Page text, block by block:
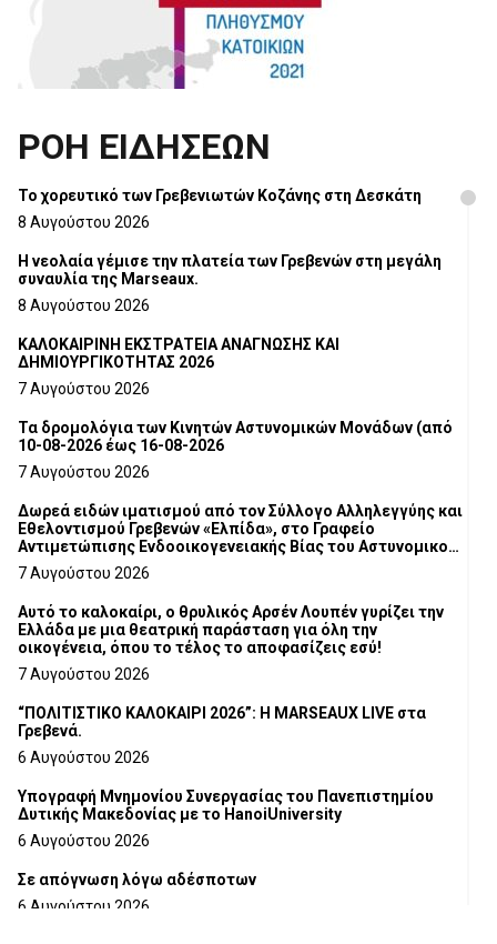
ΡΟΗ ΕΙΔΗΣΕΩΝ
Το χορευτικό των Γρεβενιωτών Κοζάνης στη Δεσκάτη
8 Αυγούστου 2026
Η νεολαία γέμισε την πλατεία των Γρεβενών στη μεγάλη
συναυλία της Marseaux.
8 Αυγούστου 2026
ΚΑΛΟΚΑΙΡΙΝΗ ΕΚΣΤΡΑΤΕΙΑ ΑΝΑΓΝΩΣΗΣ ΚΑΙ
ΔΗΜΙΟΥΡΓΙΚΟΤΗΤΑΣ 2026
7 Αυγούστου 2026
Τα δρομολόγια των Κινητών Αστυνομικών Μονάδων (από
10-08-2026 έως 16-08-2026
7 Αυγούστου 2026
Δωρεά ειδών ιματισμού από τον Σύλλογο Αλληλεγγύης και
Εθελοντισμού Γρεβενών «Ελπίδα», στο Γραφείο
Αντιμετώπισης Ενδοοικογενειακής Βίας του Αστυνομικού
Τμήματος Γρεβενών
7 Αυγούστου 2026
Αυτό το καλοκαίρι, ο θρυλικός Αρσέν Λουπέν γυρίζει την
Ελλάδα με μια θεατρική παράσταση για όλη την
οικογένεια, όπου το τέλος το αποφασίζεις εσύ!
7 Αυγούστου 2026
“ΠΟΛΙΤΙΣΤΙΚΟ ΚΑΛΟΚΑΙΡΙ 2026”: Η MARSEAUX LIVE στα
Γρεβενά.
6 Αυγούστου 2026
Υπογραφή Μνημονίου Συνεργασίας του Πανεπιστημίου
Δυτικής Μακεδονίας με το HanoiUniversity
6 Αυγούστου 2026
Σε απόγνωση λόγω αδέσποτων
6 Αυγούστου 2026